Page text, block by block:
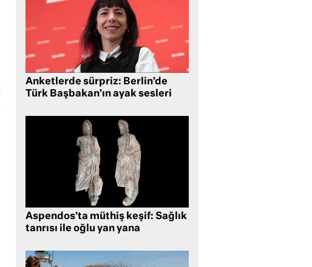
Anketlerde sürpriz: Berlin’de
Türk Başbakan’ın ayak sesleri
Aspendos’ta müthiş keşif: Sağlık
tanrısı ile oğlu yan yana